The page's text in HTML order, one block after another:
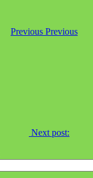
Previous Previous
Next post: